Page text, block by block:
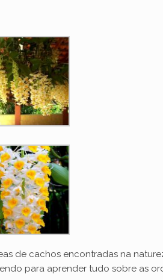
de cachos encontradas na
para aprender tudo sobre as